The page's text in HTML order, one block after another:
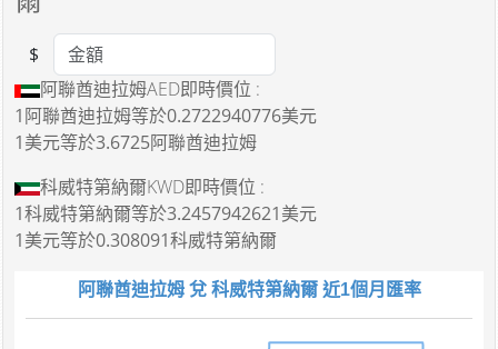
Amount
$
阿聯酋迪拉姆AED即時價位 :
1阿聯酋迪拉姆等於0.2722940776美元
1美元等於3.6725阿聯酋迪拉姆
科威特第納爾KWD即時價位 :
1科威特第納爾等於3.2457942621美元
1美元等於0.308091科威特第納爾
阿聯酋迪拉姆 兌 科威特第納爾 近1個月匯率